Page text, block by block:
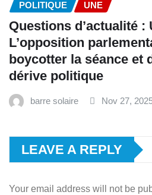
POLITIQUE UNE
Questions d’actualité :
L’opposition
boycotter la séance et
dérive politique
barre solaire Nov 27,
LEAVE A REPLY
Your email address will not be